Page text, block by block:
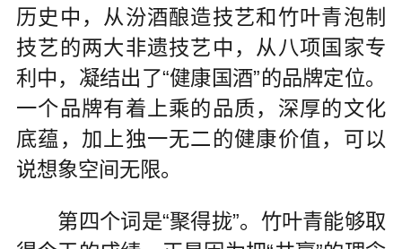
历史中，从汾酒酿造技艺和竹叶青泡制
技艺的两大非遗技艺中，从八项国家专
利中，凝结出了“健康国酒”的品牌定位。
一个品牌有着上乘的品质，深厚的文化
底蕴，加上独一无二的健康价值，可以
说想象空间无限。
第四个词是“聚得拢”。竹叶青能够取